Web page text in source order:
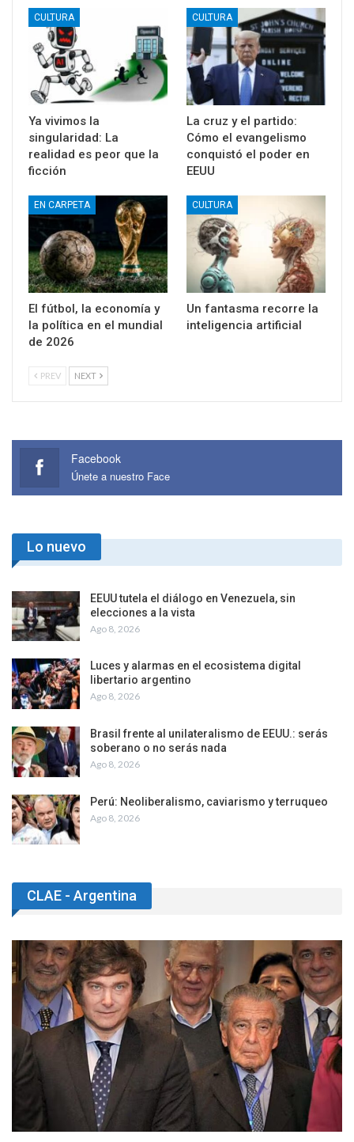
CULTURA
Ya vivimos la
singularidad: La
realidad es peor que la
ficción
CULTURA
La cruz y el partido:
Cómo el evangelismo
conquistó el poder en
EEUU
EN CARPETA
El fútbol, la economía y
la política en el mundial
de 2026
CULTURA
Un fantasma recorre la
inteligencia artificial
PREV NEXT
Facebook
Únete a nuestro Face
Lo nuevo
EEUU tutela el diálogo en Venezuela, sin
elecciones a la vista
Ago 8, 2026
Luces y alarmas en el ecosistema digital
libertario argentino
Ago 8, 2026
Brasil frente al unilateralismo de EEUU.: serás
soberano o no serás nada
Ago 8, 2026
Perú: Neoliberalismo, caviarismo y terruqueo
Ago 8, 2026
CLAE - Argentina